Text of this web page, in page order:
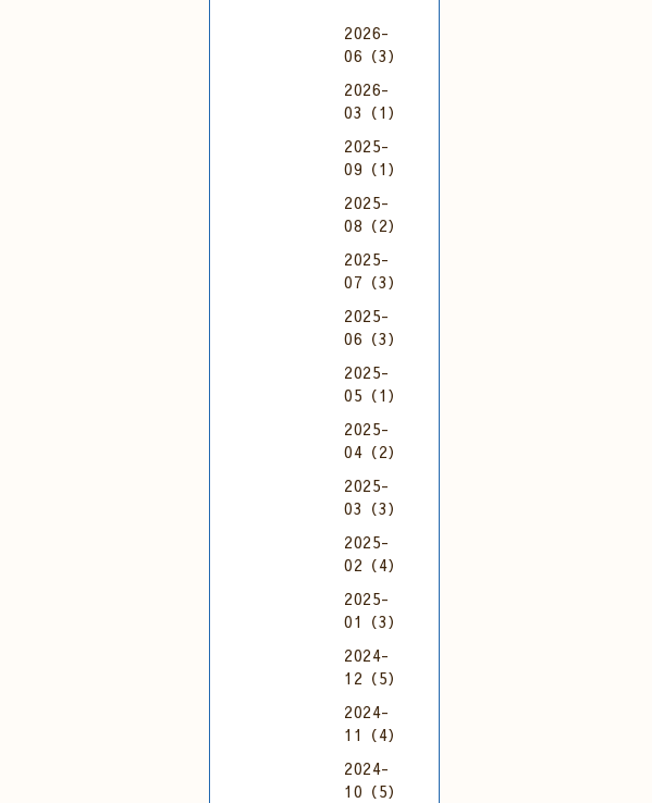
2026-
06（3）
2026-
03（1）
2025-
09（1）
2025-
08（2）
2025-
07（3）
2025-
06（3）
2025-
05（1）
2025-
04（2）
2025-
03（3）
2025-
02（4）
2025-
01（3）
2024-
12（5）
2024-
11（4）
2024-
10（5）